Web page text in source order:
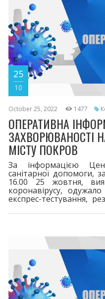
25
10
October 25, 2022 1477
ОПЕРАТИВНА
ЗАХВОРЮВАНОСТІ
МІСТУ ПОКРОВ
За інформацією
санітарної допомоги,
16.00 25 жовтня,
коронавірусу,
експрес-тестування,
Шпиталізовано 1
щеплено 16574.
четверта - 163.